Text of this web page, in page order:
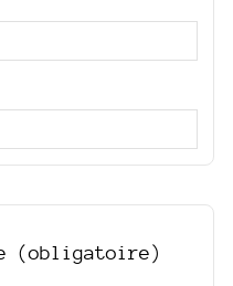
(obligatoire)